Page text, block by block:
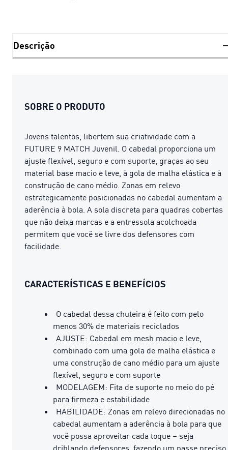
Descrição
SOBRE O PRODUTO
Jovens talentos, libertem sua criatividade com a
FUTURE 9 MATCH Juvenil. O cabedal proporciona um
ajuste flexível, seguro e com suporte, graças ao seu
material base macio e leve, à gola de malha elástica e à
construção de cano médio. Zonas em relevo
estrategicamente posicionadas no cabedal aumentam a
aderência à bola. A sola discreta para quadras cobertas
que não deixa marcas e a entressola acolchoada
permitem que você se livre dos defensores com
facilidade.
CARACTERÍSTICAS E BENEFÍCIOS
O cabedal dessa chuteira é feito com pelo
menos 30% de materiais reciclados
AJUSTE: Cabedal em mesh macio e leve,
combinado com uma gola de malha elástica e
uma construção de cano médio para um ajuste
flexível, seguro e com suporte
MODELAGEM: Fita de suporte no meio do pé
para firmeza e estabilidade
HABILIDADE: Zonas em relevo direcionadas no
cabedal aumentam a aderência à bola para que
você possa aproveitar cada toque – seja
driblando defensores, fazendo um passe preciso